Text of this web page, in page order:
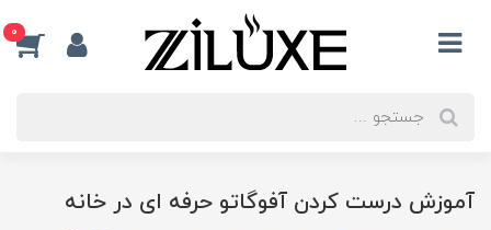
0
آموزش درست کردن آفوگاتو حرفه ای در خانه